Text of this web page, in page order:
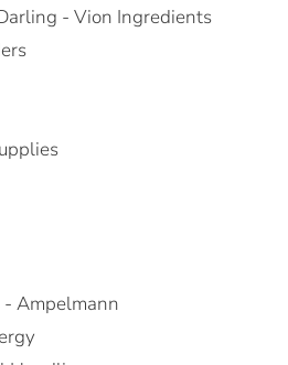
- Vion Ingredients
- Ampelmann